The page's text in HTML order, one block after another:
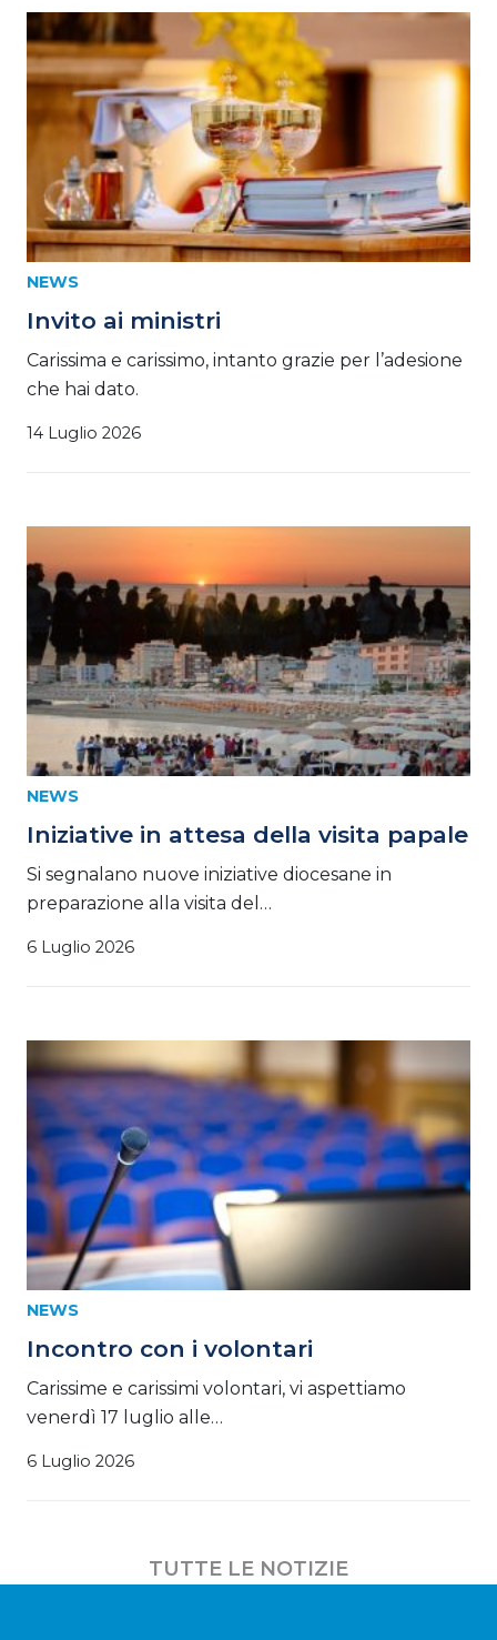
NEWS
Invito ai ministri
Carissima e carissimo, intanto grazie per l’adesione
che hai dato.
14 Luglio 2026
NEWS
Iniziative in attesa della visita papale
Si segnalano nuove iniziative diocesane in
preparazione alla visita del…
6 Luglio 2026
NEWS
Incontro con i volontari
Carissime e carissimi volontari, vi aspettiamo
venerdì 17 luglio alle…
6 Luglio 2026
TUTTE LE NOTIZIE